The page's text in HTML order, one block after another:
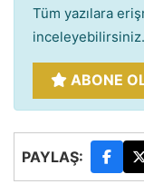
Tüm yazılara
inceleyebilirsiniz.
ABONE
PAYLAŞ: